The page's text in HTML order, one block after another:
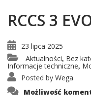
RCCS 3
23 lipca 2025
Aktualności, Bez
Informacje techniczne,
Posted by Wega
Możliwość